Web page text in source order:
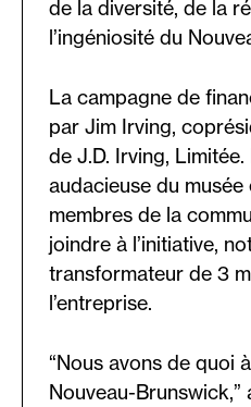
de la diversité, de la
l’ingéniosité du
La campagne de
par Jim Irving,
de J.D. Irving,
audacieuse du musée
membres de la
joindre à l’initiative,
transformateur de 3
l’entreprise.
“Nous avons de quoi
Nouveau-Brunswick,”